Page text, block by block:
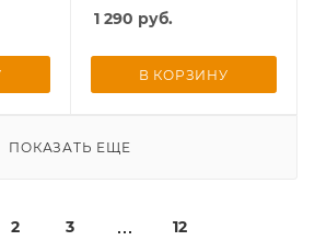
1 290 руб.
В КОРЗИНУ
ПОКАЗАТЬ ЕЩЕ
2 3 12